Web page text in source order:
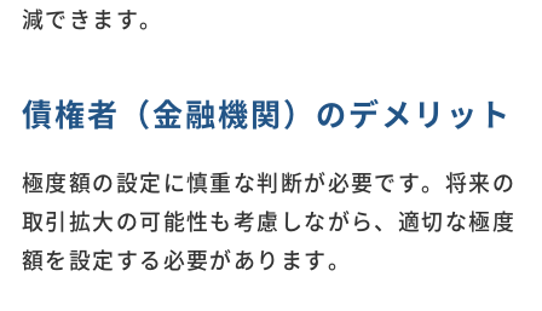
減できます。
債権者（金融機関）のデメリット
極度額の設定に慎重な判断が必要です。将来の
取引拡大の可能性も考慮しながら、適切な極度
額を設定する必要があります。